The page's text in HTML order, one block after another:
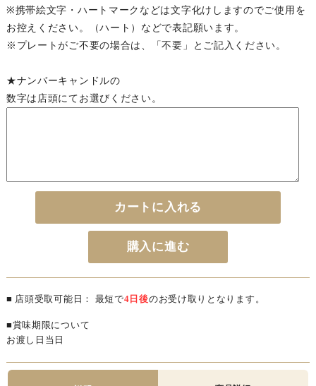
※携帯絵文字・ハートマークなどは文字化けしますのでご使用を
お控えください。（ハート）などで表記願います。
※プレートがご不要の場合は、「不要」とご記入ください。
★ナンバーキャンドルの
数字は店頭にてお選びください。
カートに入れる
購入に進む
■ 店頭受取可能日： 最短で4日後のお受け取りとなります。
■賞味期限について
お渡し日当日